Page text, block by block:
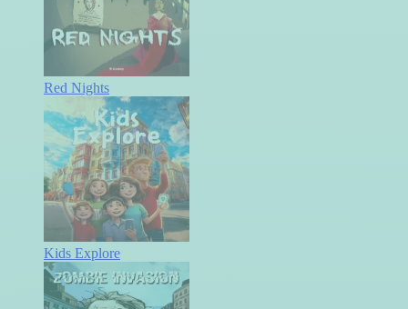
Red Nights
Kids Explore